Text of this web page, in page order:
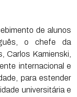
de alunos
o chefe da
Carlos Kamienski,
internacional e
para estender
universitária e